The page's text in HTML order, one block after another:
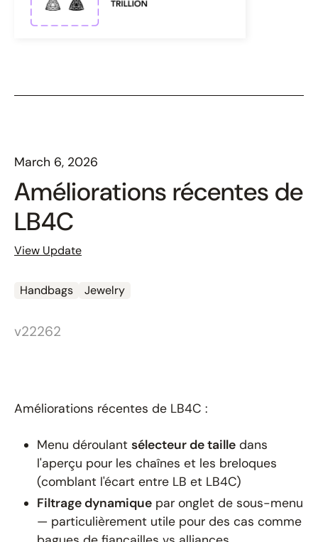
March 6, 2026
Améliorations récentes de
LB4C
View Update
Handbags Jewelry
v22262
Améliorations récentes de LB4C :
Menu déroulant sélecteur de taille dans
l'aperçu pour les chaînes et les breloques
(comblant l'écart entre LB et LB4C)
Filtrage dynamique par onglet de sous-menu
— particulièrement utile pour des cas comme